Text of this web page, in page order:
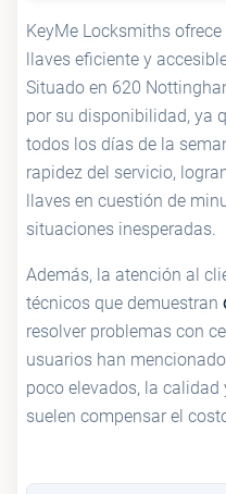
KeyMe Locksmiths
llaves eficiente y
Situado en 620
por su disponibilidad, ya
todos los días de la
rapidez del servicio,
llaves en cuestión de
situaciones inesperadas.
Además, la atención al
técnicos que demuestran
resolver problemas con
usuarios han
poco elevados, la
suelen compensar el